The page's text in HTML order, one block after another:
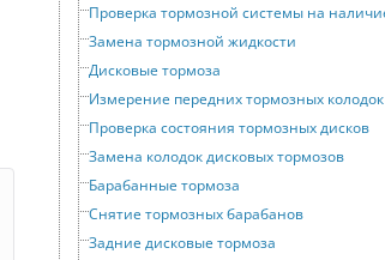
Замена тормозной жидкости
Дисковые тормоза
Измерение передних тормозных колодок
Проверка состояния тормозных дисков
Замена колодок дисковых тормозов
Барабанные тормоза
Снятие тормозных барабанов
Задние дисковые тормоза